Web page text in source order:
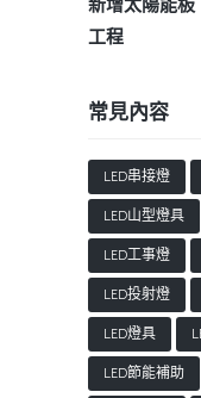
工程
常見內容
LED串接燈
LED山型燈具
LED工事燈
LED投射燈
LED燈具
LED節能補助